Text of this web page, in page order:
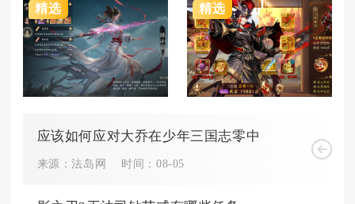
精选 精选
应该如何应对大乔在少年三国志零中
来源：法岛网 时间：08-05